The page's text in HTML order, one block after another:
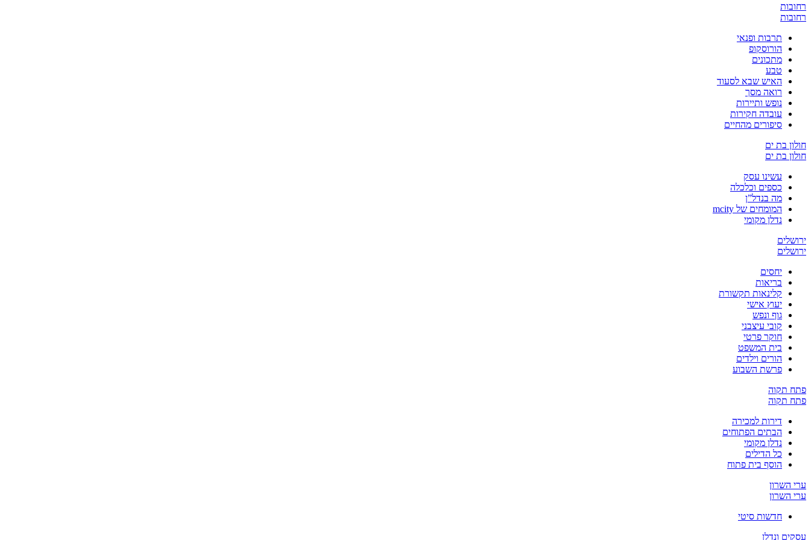
רחובות
רחובות
תרבות ופנאי
הורוסקופ
מתכונים
טבע
האיש שבא לסעוד
רואה מסך
נופש ותיירות
עובדה חקירות
סיפורים מהחיים
חולון בת ים
חולון בת ים
עשינו עסק
כספים וכלכלה
מה בנדל”ן
המומחים של mcity
נדלן מקומי
ירושלים
ירושלים
יחסים
בריאות
קלינאות תקשורת
יעוץ אישי
גוף ונפש
קובי עיצבני
חוקר פרטי
בית המשפט
הורים וילדים
פרשת השבוע
פתח תקוה
פתח תקוה
דירות למכירה
הבתים הפתוחים
נדלן מקומי
כל הדילים
הוסף בית פתוח
ערי השרון
ערי השרון
חדשות סיטי
עסקים ונדלן